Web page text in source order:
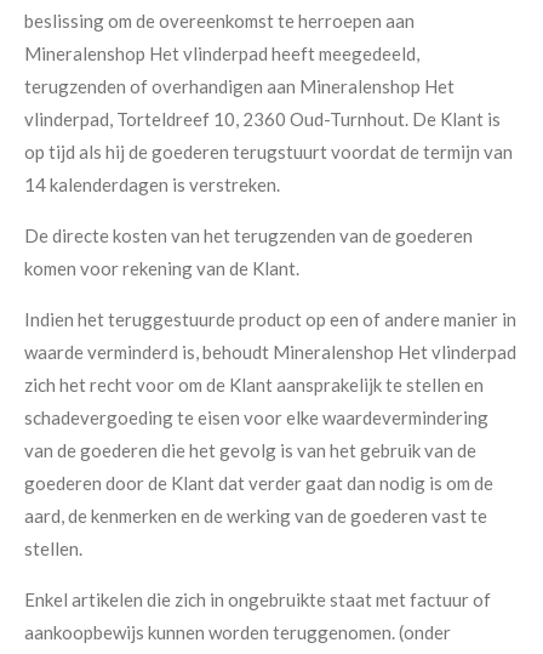
beslissing om de overeenkomst te herroepen aan
Mineralenshop Het vlinderpad heeft meegedeeld,
terugzenden of overhandigen aan Mineralenshop Het
vlinderpad, Torteldreef 10, 2360 Oud-Turnhout. De Klant is
op tijd als hij de goederen terugstuurt voordat de termijn van
14 kalenderdagen is verstreken.
De directe kosten van het terugzenden van de goederen
komen voor rekening van de Klant.
Indien het teruggestuurde product op een of andere manier in
waarde verminderd is, behoudt Mineralenshop Het vlinderpad
zich het recht voor om de Klant aansprakelijk te stellen en
schadevergoeding te eisen voor elke waardevermindering
van de goederen die het gevolg is van het gebruik van de
goederen door de Klant dat verder gaat dan nodig is om de
aard, de kenmerken en de werking van de goederen vast te
stellen.
Enkel artikelen die zich in ongebruikte staat met factuur of
aankoopbewijs kunnen worden teruggenomen. (onder